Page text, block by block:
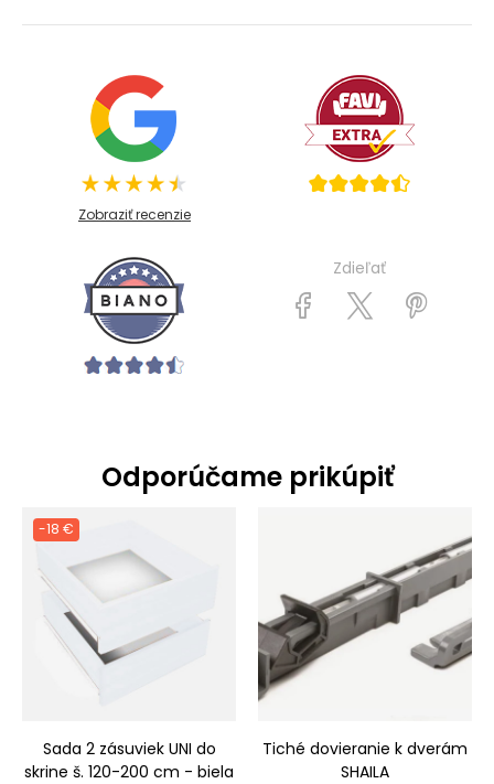
Zobraziť recenzie
Zdieľať
Odporúčame prikúpiť
-18 €
Sada 2 zásuviek UNI do
skrine š. 120-200 cm - biela
Tiché dovieranie k dverám
SHAILA